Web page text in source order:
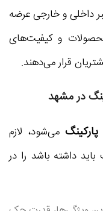
داخلی و خارجی عرضه
و کیفیت‌های
قرار می‌دهند.
در مشهد
می‌شود، لازم
داشته باشد را در